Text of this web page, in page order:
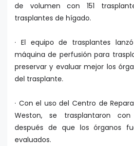
de volumen con 151
trasplantes de hígado.
· El equipo de trasplantes
máquina de perfusión para
preservar y evaluar mejor los
del trasplante.
· Con el uso del Centro de
Weston, se trasplantaron
después de que los órganos
evaluados.